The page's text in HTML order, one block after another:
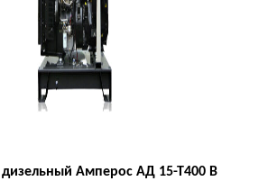
дизельный Амперос АД 15-Т400 B